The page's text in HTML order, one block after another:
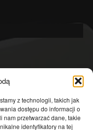
z technologii, takich jak
dostępu do informacji o
nam przetwarzać dane, takie
identyfikatory na tej
4601
4363